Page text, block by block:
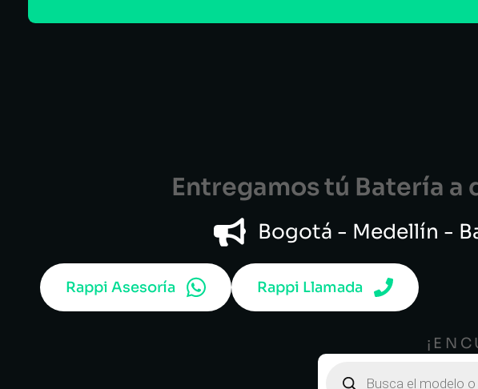
Entregamos tú Batería
Bogotá - Medellín -
Rappi Asesoría Rappi Llamada